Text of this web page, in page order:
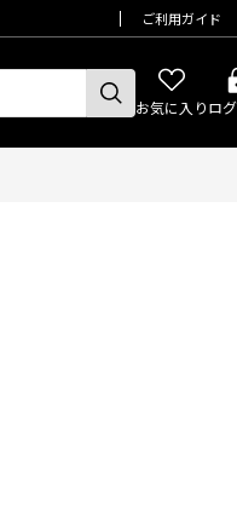
ご利用ガイド
お気に入りロ